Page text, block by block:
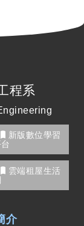
程系
新版數位學習
雲端租屋生活
介